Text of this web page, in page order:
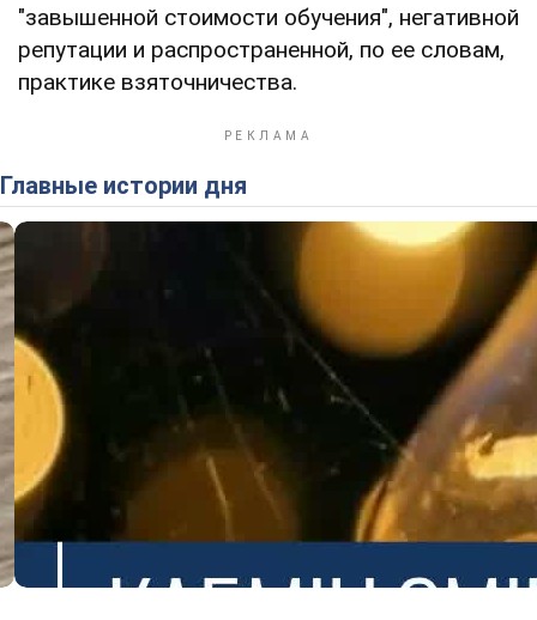
"завышенной стоимости обучения", негативной
репутации и распространенной, по ее словам,
практике взяточничества.
Главные истории дня